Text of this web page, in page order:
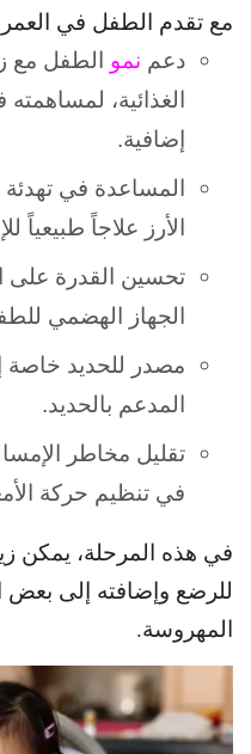
مع تقدم الطفل في
دعم نمو الطفل مع
الغذائية،
إضافية.
المساعدة في تهدئة
الأرز علاجاً طبيعياً
تحسين القدرة على
الجهاز الهضمي
مصدر للحديد خاصة
المدعم بالحديد.
تقليل مخاطر
في تنظيم حركة
في هذه المرحلة، يمكن
للرضع وإضافته إلى بعض
المهروسة.